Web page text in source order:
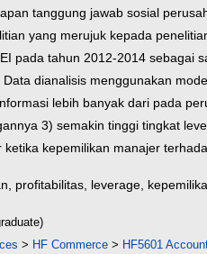
tanggung jawab sosial
yang merujuk kepada
pada tahun 2012-2014 sebagai
dianalisis menggunakan
lebih banyak dari pada
3) semakin tinggi tingkat
kepemilikan manajer
profitabilitas, leverage,
> HF Commerce > HF5601